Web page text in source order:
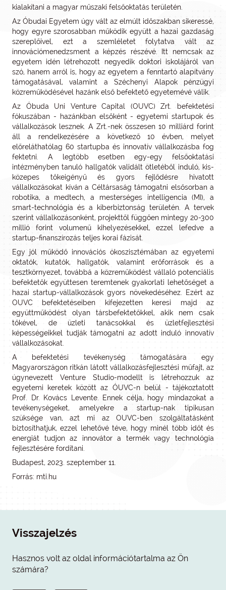
kialakítani a magyar műszaki felsőoktatás területén.
Az Óbudai Egyetem úgy vált az elmúlt időszakban sikeressé,
hogy egyre szorosabban működik együtt a hazai gazdaság
szereplőivel, ezt a szemléletet folytatva vált az
innovációmenedzsment a képzés részévé. Itt nemcsak az
egyetem idén létrehozott negyedik doktori iskolájáról van
szó, hanem arról is, hogy az egyetem a fenntartó alapítvány
támogatásával, valamint a Széchenyi Alapok pénzügyi
közreműködésével hazánk első befektető egyetemévé válik.
Az Óbuda Uni Venture Capital (OUVC) Zrt. befektetési
fókuszában - hazánkban elsőként - egyetemi startupok és
vállalkozások lesznek. A Zrt.-nek összesen 10 milliárd forint
áll a rendelkezésére a következő 10 évben, melyet
előreláthatólag 60 startupba és innovatív vállalkozásba fog
fektetni. A legtöbb esetben egy-egy felsőoktatási
intézményben tanuló hallgatók validált ötletéből induló, kis-
közepes tőkeigényű és gyors fejlődésre hivatott
vállalkozásokat kíván a Céltársaság támogatni elsősorban a
robotika, a medtech, a mesterséges intelligencia (MI), a
smart-technológia és a kiberbiztonság területén. A tervek
szerint vállalkozásonként, projekttől függően mintegy 20-300
millió forint volumenű kihelyezésekkel, ezzel lefedve a
startup-finanszírozás teljes korai fázisát.
Egy jól működő innovációs ökoszisztémában az egyetemi
oktatók, kutatók, hallgatók, valamint erőforrások és a
tesztkörnyezet, továbbá a közreműködést vállaló potenciális
befektetők együttesen teremtenek gyakorlati lehetőséget a
hazai startup-vállalkozások gyors növekedéséhez. Ezért az
OUVC befektetéseiben kifejezetten keresi majd az
együttműködést olyan társbefektetőkkel, akik nem csak
tőkével, de üzleti tanácsokkal és üzletfejlesztési
képességeikkel tudják támogatni az adott induló innovatív
vállalkozásokat.
A befektetési tevékenység támogatására egy
Magyarországon ritkán látott vállalkozásfejlesztési műfajt, az
úgynevezett Venture Studio-modellt is létrehozzuk az
egyetemi keretek között az ÓUVC-n belül - tájékoztatott
Prof. Dr. Kovács Levente. Ennek célja, hogy mindazokat a
tevékenységeket, amelyekre a startup-nak tipikusan
szüksége van, azt mi az OUVC-ben szolgáltatásként
biztosíthatjuk, ezzel lehetővé téve, hogy minél több időt és
energiát tudjon az innovátor a termék vagy technológia
fejlesztésére fordítani.
Budapest, 2023. szeptember 11.
Forrás: mti.hu
Visszajelzés
Hasznos volt az oldal információtartalma az Ön
számára?